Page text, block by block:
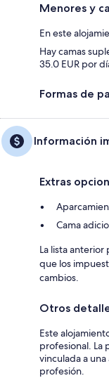
Menores y
En este
Hay camas
35.0 EUR por
Formas de
Información
Extras
Cama
La lista
que los
cambios.
Otros
Este
profesional. La
vinculada a
profesión.